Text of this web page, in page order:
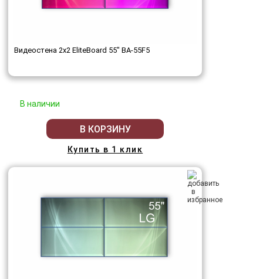
Видеостена 2x2 EliteBoard 55" BA-55F5
В наличии
В КОРЗИНУ
Купить в 1 клик